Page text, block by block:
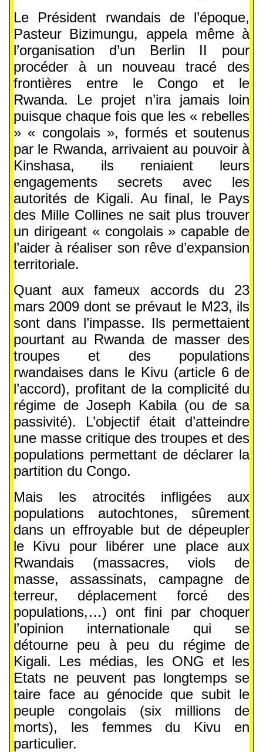
Le Président rwandais de l’époque,
Pasteur Bizimungu, appela même à
l’organisation d’un Berlin II pour
procéder à un nouveau tracé des
frontières entre le Congo et le
Rwanda. Le projet n’ira jamais loin
puisque chaque fois que les « rebelles
» « congolais », formés et soutenus
par le Rwanda, arrivaient au pouvoir à
Kinshasa, ils reniaient leurs
engagements secrets avec les
autorités de Kigali. Au final, le Pays
des Mille Collines ne sait plus trouver
un dirigeant « congolais » capable de
l’aider à réaliser son rêve d’expansion
territoriale.
Quant aux fameux accords du 23
mars 2009 dont se prévaut le M23, ils
sont dans l’impasse. Ils permettaient
pourtant au Rwanda de masser des
troupes et des populations
rwandaises dans le Kivu (article 6 de
l’accord), profitant de la complicité du
régime de Joseph Kabila (ou de sa
passivité). L’objectif était d’atteindre
une masse critique des troupes et des
populations permettant de déclarer la
partition du Congo.
Mais les atrocités infligées aux
populations autochtones, sûrement
dans un effroyable but de dépeupler
le Kivu pour libérer une place aux
Rwandais (massacres, viols de
masse, assassinats, campagne de
terreur, déplacement forcé des
populations,…) ont fini par choquer
l’opinion internationale qui se
détourne peu à peu du régime de
Kigali. Les médias, les ONG et les
Etats ne peuvent pas longtemps se
taire face au génocide que subit le
peuple congolais (six millions de
morts), les femmes du Kivu en
particulier.